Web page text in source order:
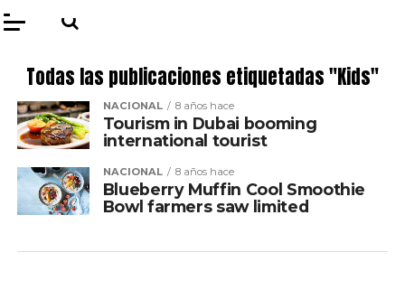
Todas las publicaciones etiquetadas "Kids"
NACIONAL 8 años hace
Tourism in Dubai booming
international tourist
NACIONAL 8 años hace
Blueberry Muffin Cool Smoothie
Bowl farmers saw limited